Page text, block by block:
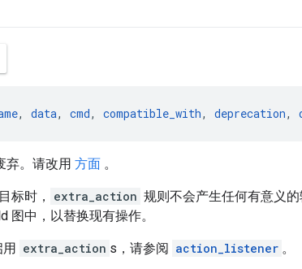
, data, cmd, compatible_with, deprecation,
弃。请改用 方面 。
标时， extra_action 规则不会产生任何有意义
图中，以替换现有操作。
extra_action s，请参阅 action_listener 。